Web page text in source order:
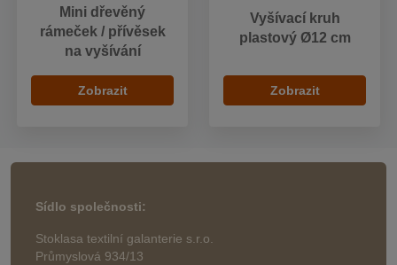
Mini dřevěný
rámeček / přívěsek
na vyšívání
Zobrazit
Vyšívací kruh
plastový Ø12 cm
Zobrazit
Sídlo společnosti:
Stoklasa textilní galanterie s.r.o.
Průmyslová 934/13